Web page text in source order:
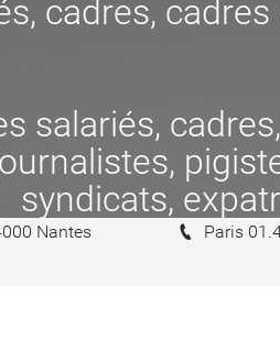
cadres,
salariés,
syndicats,
Nantes Paris